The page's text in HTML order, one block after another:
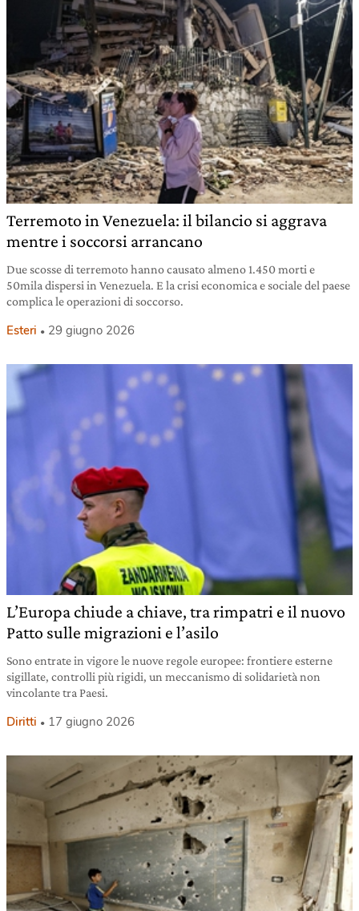
Terremoto in Venezuela: il bilancio si aggrava
mentre i soccorsi arrancano
Due scosse di terremoto hanno causato almeno 1.450 morti e
50mila dispersi in Venezuela. E la crisi economica e sociale del paese
complica le operazioni di soccorso.
Esteri 29 giugno 2026
L’Europa chiude a chiave, tra rimpatri e il nuovo
Patto sulle migrazioni e l’asilo
Sono entrate in vigore le nuove regole europee: frontiere esterne
sigillate, controlli più rigidi, un meccanismo di solidarietà non
vincolante tra Paesi.
Diritti 17 giugno 2026